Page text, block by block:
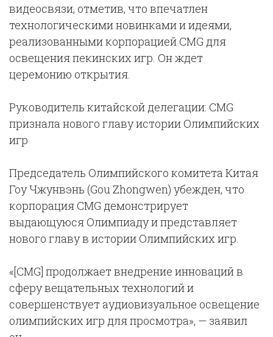
видеосвязи, отметив, что впечатлен
технологическими новинками и идеями,
реализованными корпорацией CMG для
освещения пекинских игр. Он ждет
церемонию открытия.
Руководитель китайской делегации: CMG
признала нового главу истории Олимпийских
игр
Председатель Олимпийского комитета Китая
Гоу Чжунвэнь (Gou Zhongwen) убежден, что
корпорация CMG демонстрирует
выдающуюся Олимпиаду и представляет
нового главу в истории Олимпийских игр.
«[CMG] продолжает внедрение инноваций в
сферу вещательных технологий и
совершенствует аудиовизуальное освещение
олимпийских игр для просмотра», — заявил